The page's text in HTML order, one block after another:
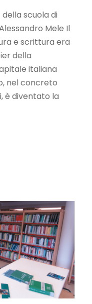
scuola di
Mele Il
e scrittura era
della
italiana
nel concreto
è diventato la